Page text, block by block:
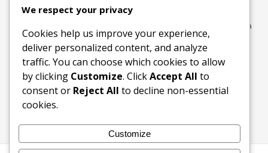
complejidad de la IA empresarial?
Los organigramas de marketing se crearon para los canales. La
IA acaba de dejarlos obsoletos.
Buscar
Buscar
We respect your privacy
Cookies help us improve your experience,
deliver personalized content, and analyze
traffic. You can choose which cookies to allow
by clicking Customize. ClickAccept All to
consent or Reject All to decline non-essential
cookies.
Customize